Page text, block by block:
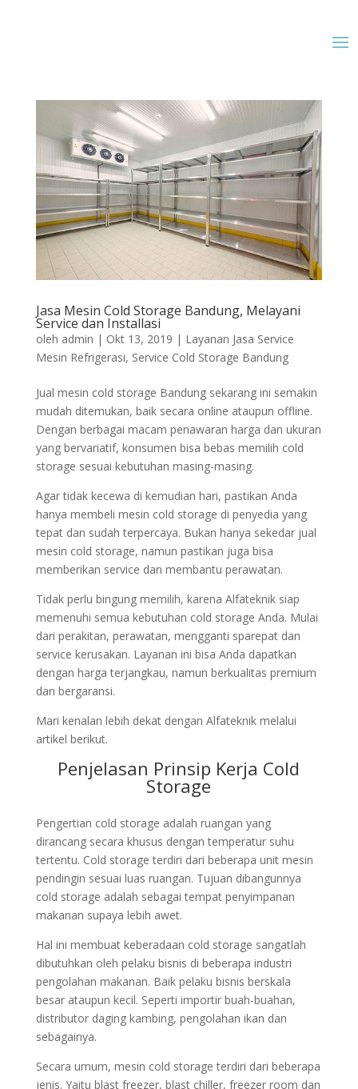
Jasa Mesin Cold Storage Bandung, Melayani
Service dan Installasi
oleh admin | Okt 13, 2019 | Layanan Jasa Service
Mesin Refrigerasi, Service Cold Storage Bandung
Jual mesin cold storage Bandung sekarang ini semakin
mudah ditemukan, baik secara online ataupun offline.
Dengan berbagai macam penawaran harga dan ukuran
yang bervariatif, konsumen bisa bebas memilih cold
storage sesuai kebutuhan masing-masing.
Agar tidak kecewa di kemudian hari, pastikan Anda
hanya membeli mesin cold storage di penyedia yang
tepat dan sudah terpercaya. Bukan hanya sekedar jual
mesin cold storage, namun pastikan juga bisa
memberikan service dan membantu perawatan.
Tidak perlu bingung memilih, karena Alfateknik siap
memenuhi semua kebutuhan cold storage Anda. Mulai
dari perakitan, perawatan, mengganti sparepat dan
service kerusakan. Layanan ini bisa Anda dapatkan
dengan harga terjangkau, namun berkualitas premium
dan bergaransi.
Mari kenalan lebih dekat dengan Alfateknik melalui
artikel berikut.
Penjelasan Prinsip Kerja Cold
Storage
Pengertian cold storage adalah ruangan yang
dirancang secara khusus dengan temperatur suhu
tertentu. Cold storage terdiri dari beberapa unit mesin
pendingin sesuai luas ruangan. Tujuan dibangunnya
cold storage adalah sebagai tempat penyimpanan
makanan supaya lebih awet.
Hal ini membuat keberadaan cold storage sangatlah
dibutuhkan oleh pelaku bisnis di beberapa industri
pengolahan makanan. Baik pelaku bisnis berskala
besar ataupun kecil. Seperti importir buah-buahan,
distributor daging kambing, pengolahan ikan dan
sebagainya.
Secara umum, mesin cold storage terdiri dari beberapa
jenis. Yaitu blast freezer, blast chiller, freezer room dan